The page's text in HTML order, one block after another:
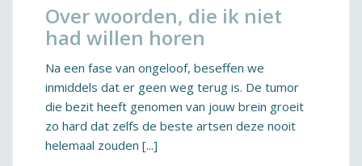
Over woorden, die ik niet
had willen horen
Na een fase van ongeloof, beseffen we
inmiddels dat er geen weg terug is. De tumor
die bezit heeft genomen van jouw brein groeit
zo hard dat zelfs de beste artsen deze nooit
helemaal zouden [...]